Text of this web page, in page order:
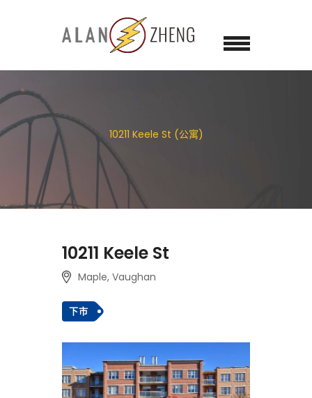
10211 Keele St (公寓)
10211 Keele St
Maple, Vaughan
下市